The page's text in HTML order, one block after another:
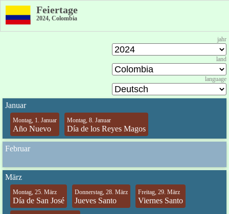
Feiertage
2024, Colombia
jahr
land
language
Januar
Montag, 1. Januar
Año Nuevo
Montag, 8. Januar
Día de los Reyes Magos
Februar
März
Montag, 25. März
Día de San José
Donnerstag, 28. März
Jueves Santo
Freitag, 29. März
Viernes Santo